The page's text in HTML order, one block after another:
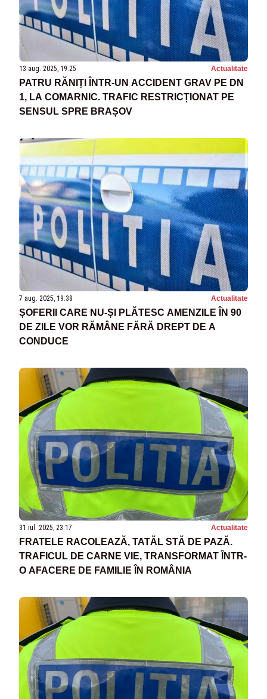
13 aug. 2025, 19:25 Actualitate
PATRU RĂNIȚI ÎNTR-UN ACCIDENT GRAV PE DN
1, LA COMARNIC. TRAFIC RESTRICȚIONAT PE
SENSUL SPRE BRAȘOV
7 aug. 2025, 19:38 Actualitate
ȘOFERII CARE NU-ȘI PLĂTESC AMENZILE ÎN 90
DE ZILE VOR RĂMÂNE FĂRĂ DREPT DE A
CONDUCE
31 iul. 2025, 23:17 Actualitate
FRATELE RACOLEAZĂ, TATĂL STĂ DE PAZĂ.
TRAFICUL DE CARNE VIE, TRANSFORMAT ÎNTR-
O AFACERE DE FAMILIE ÎN ROMÂNIA